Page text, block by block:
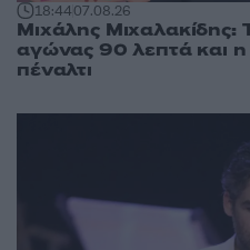
18:4407.08.26
Μιχάλης Μιχαλακίδης:
αγώνας 90 λεπτά και η
πέναλτι